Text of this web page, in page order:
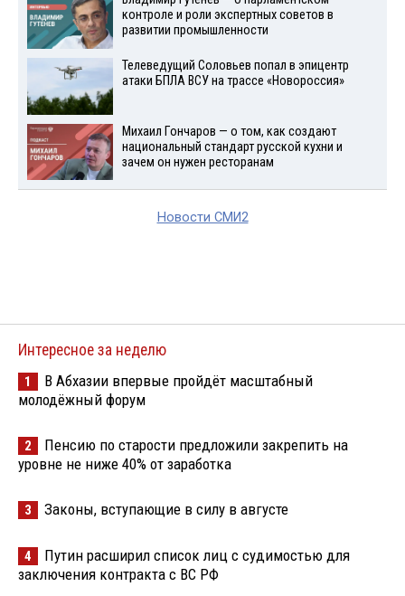
контроле и роли экспертных советов в
развитии промышленности
Телеведущий Соловьев попал в эпицентр
атаки БПЛА ВСУ на трассе «Новороссия»
Михаил Гончаров — о том, как создают
национальный стандарт русской кухни и
зачем он нужен ресторанам
Новости СМИ2
Интересное за неделю
1
В Абхазии впервые пройдёт масштабный
молодёжный форум
2
Пенсию по старости предложили закрепить на
уровне не ниже 40% от заработка
3 Законы, вступающие в силу в августе
4
Путин расширил список лиц с судимостью для
заключения контракта с ВС РФ